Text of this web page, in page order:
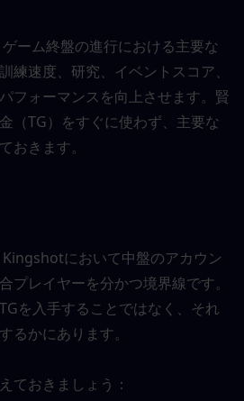
ーム終盤の進行における主要な
練速度、研究、イベントスコア、
フォーマンスを向上させます。賢
（TG）をすぐに使わず、主要な
おきます。
において中盤のアカウン
プレイヤーを分かつ境界線です。
を入手することではなく、それ
るかにあります。
ておきましょう：